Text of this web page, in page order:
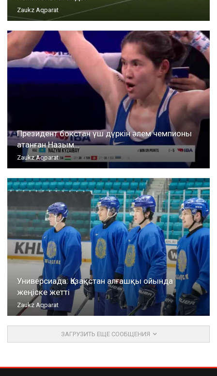
Zaukz Aqparat
Президент бокстан үш дүркін әлем чемпионы
атанған Назым…
Zaukz Aqparat
Универсиада: Қазақстан алғашқы ойында
жеңіске жетті
Zaukz Aqparat
ЗАГРУЗИТЬ ЕЩЕ СООБЩЕНИЯ